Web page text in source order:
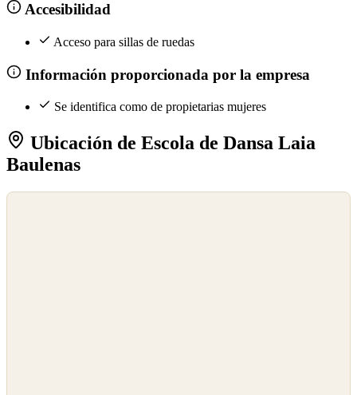
Accesibilidad
Acceso para sillas de ruedas
Información proporcionada por la empresa
Se identifica como de propietarias mujeres
Ubicación de Escola de Dansa Laia
Baulenas